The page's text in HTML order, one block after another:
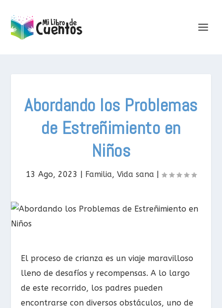
Abordando los Problemas
de Estreñimiento en
Niños
13 Ago, 2023 | Familia, Vida sana |
El proceso de crianza es un viaje maravilloso
lleno de desafíos y recompensas. A lo largo
de este recorrido, los padres pueden
encontrarse con diversos obstáculos, uno de